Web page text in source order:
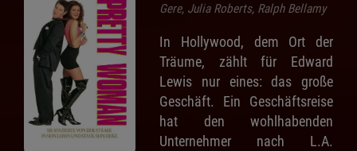
Gere, Julia Roberts, Ralph Bellamy
In Hollywood, dem Ort der
Träume, zählt für Edward
Lewis nur eines: das große
Geschäft. Ein Geschäftsreise
hat den wohlhabenden
Unternehmer nach L.A.